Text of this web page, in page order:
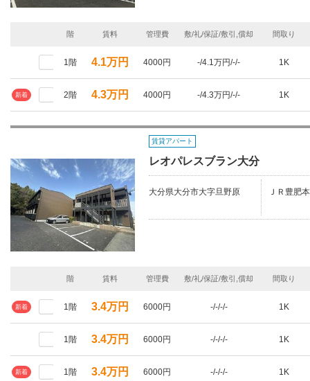
階 賃料 管理費 敷/礼/保証/敷引,償却 間取り
1階 4.1万円 4000円 -/4.1万円/-/- 1K
新着 2階 4.3万円 4000円 -/4.3万円/-/- 1K
賃貸アパート
レオパレスブラン大分
大分県大分市大字旦野原 ＪＲ豊肥
階 賃料 管理費 敷/礼/保証/敷引,償却 間取り
新着 1階 3.4万円 6000円 -/-/-/- 1K
1階 3.4万円 6000円 -/-/-/- 1K
新着 1階 3.4万円 6000円 -/-/-/- 1K